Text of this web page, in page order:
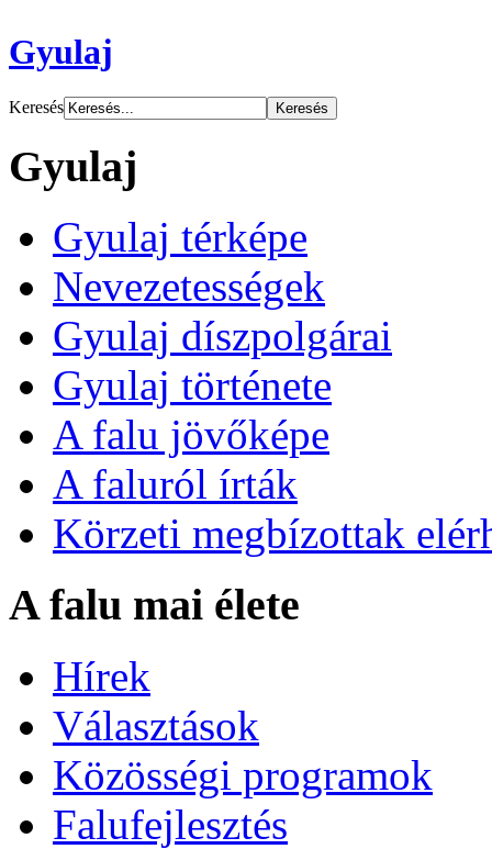
Gyulaj
Keresés
Gyulaj
Gyulaj térképe
Nevezetességek
Gyulaj díszpolgárai
Gyulaj története
A falu jövőképe
A faluról írták
Körzeti megbízottak
A falu mai élete
Hírek
Választások
Közösségi programok
Falufejlesztés